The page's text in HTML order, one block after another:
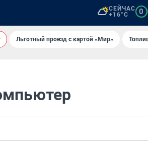
СЕЙЧАС
+16°C
0
Льготный проезд с картой «Мир»